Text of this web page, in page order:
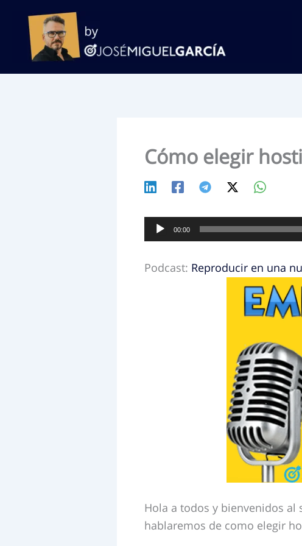
contenido
Cómo elegir
Reproductor
de
audio
00:00
Podcast: Reproducir en una
Hola a todos y bienvenidos
hablaremos de como elegir